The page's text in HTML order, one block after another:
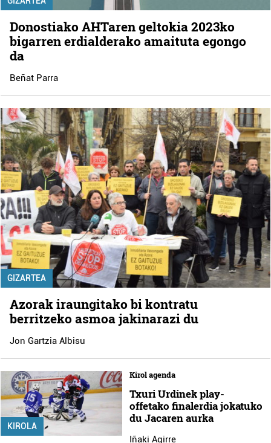
Donostiako AHTaren geltokia 2023ko
bigarren erdialderako amaituta egongo
da
Beñat Parra
GIZARTEA
Azorak iraungitako bi kontratu
berritzeko asmoa jakinarazi du
Jon Gartzia Albisu
KIROLA
Kirol agenda
Txuri Urdinek play-
offetako finalerdia jokatuko
du Jacaren aurka
Iñaki Agirre